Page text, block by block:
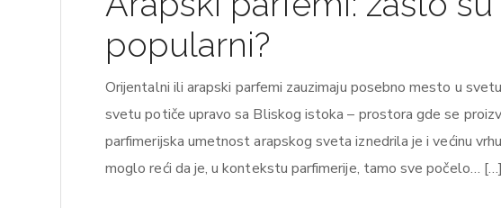
popularni?
Orijentalni ili arapski parfemi zauzimaju posebno mesto u
svetu potiče upravo sa Bliskog istoka – prostora gde se
parfimerijska umetnost arapskog sveta iznedrila je i većinu
moglo reći da je, u kontekstu parfimerije, tamo sve počelo… […]